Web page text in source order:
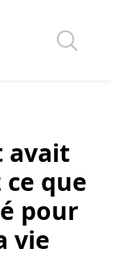
avait
que
pour
vie